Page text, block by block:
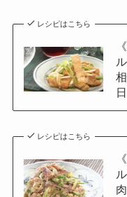
レシピはこちら
日
レシピはこちら